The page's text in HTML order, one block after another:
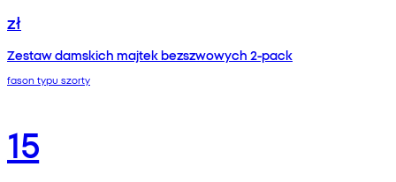
zł
Zestaw damskich majtek bezszwowych 2-pack
fason typu szorty
15